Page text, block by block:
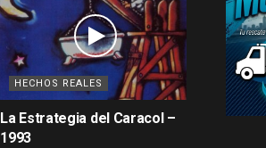
HECHOS REALES
La Estrategia del Caracol –
1993